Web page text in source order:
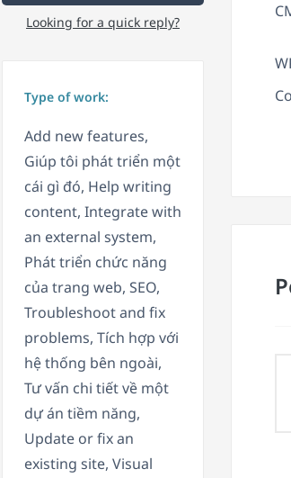
Looking for a quick reply?
Type of work:
Add new features,
Giúp tôi phát triển một
cái gì đó, Help writing
content, Integrate with
an external system,
Phát triển chức năng
của trang web, SEO,
Troubleshoot and fix
problems, Tích hợp với
hệ thống bên ngoài,
Tư vấn chi tiết về một
dự án tiềm năng,
Update or fix an
existing site, Visual